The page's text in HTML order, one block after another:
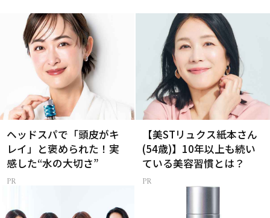
ヘッドスパで「頭皮がキ
レイ」と褒められた！実
感した“水の大切さ”
【美STリュクス紙本さん
(54歳)】10年以上も続い
ている美容習慣とは？